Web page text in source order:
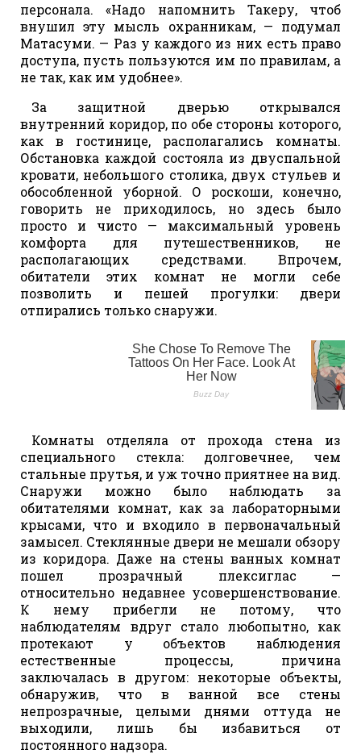
персонала. «Надо напомнить Такеру, чтоб
внушил эту мысль охранникам, — подумал
Матасуми. — Раз у каждого из них есть право
доступа, пусть пользуются им по правилам, а
не так, как им удобнее».
За защитной дверью открывался
внутренний коридор, по обе стороны которого,
как в гостинице, располагались комнаты.
Обстановка каждой состояла из двуспальной
кровати, небольшого столика, двух стульев и
обособленной уборной. О роскоши, конечно,
говорить не приходилось, но здесь было
просто и чисто — максимальный уровень
комфорта для путешественников, не
располагающих средствами. Впрочем,
обитатели этих комнат не могли себе
позволить и пешей прогулки: двери
отпирались только снаружи.
Комнаты отделяла от прохода стена из
специального стекла: долговечнее, чем
стальные прутья, и уж точно приятнее на вид.
Снаружи можно было наблюдать за
обитателями комнат, как за лабораторными
крысами, что и входило в первоначальный
замысел. Стеклянные двери не мешали обзору
из коридора. Даже на стены ванных комнат
пошел прозрачный плексиглас —
относительно недавнее усовершенствование.
К нему прибегли не потому, что
наблюдателям вдруг стало любопытно, как
протекают у объектов наблюдения
естественные процессы, причина
заключалась в другом: некоторые объекты,
обнаружив, что в ванной все стены
непрозрачные, целыми днями оттуда не
выходили, лишь бы избавиться от
постоянного надзора.